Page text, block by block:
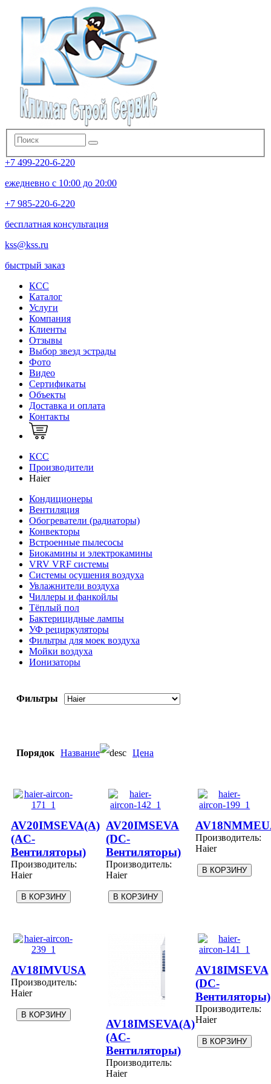
+7 499-220-6-220
ежедневно с 10:00 до 20:00
+7 985-220-6-220
бесплатная консультация
kss@kss.ru
быстрый заказ
КСС
Каталог
Услуги
Компания
Клиенты
Oтзывы
Выбор звезд эстрады
Фото
Видео
Сертификаты
Объекты
Доставка и оплата
Контакты
КСС
Производители
Haier
Кондиционеры
Вентиляция
Обогреватели (радиаторы)
Конвекторы
Встроенные пылесосы
Биокамины и электрокамины
VRV VRF системы
Системы осушения воздуха
Увлажнители воздуха
Чиллеры и фанкойлы
Тёплый пол
Бактерицидные лампы
УФ рециркуляторы
Фильтры для моек воздуха
Мойки воздуха
Ионизаторы
Фильтры
Порядок Название Цена
AV20IMSEVA(A)
(AC-
Вентиляторы)
Производитель:
Haier
AV20IMSEVA
(DC-
Вентиляторы)
Производитель:
Haier
Производитель:
Haier
AV18IMVUSA
Производитель:
Haier
AV18IMSEVA(A)
(AC-
Вентиляторы)
Производитель:
Haier
AV18IMSEVA
(DC-
Вентиляторы)
Производитель:
Haier